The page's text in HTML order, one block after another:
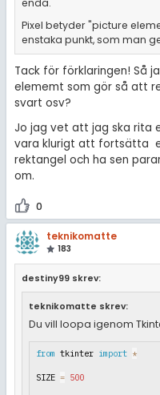
Pixel betyder "picture
enstaka punkt, som man
Tack för förklaringen! Så
elememt som gör så att
svart osv?
Jo jag vet att jag ska rita
vara klurigt att fortsätta
rektangel och ha sen
om.
0
teknikomatte
183
destiny99 skrev:
teknikomatte skrev:
Du vill loopa igenom
from tkinter import *
SIZE = 500